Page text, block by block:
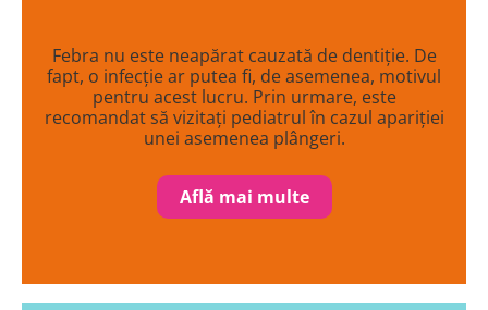
Febra nu este neapărat cauzată de dentiție. De
fapt, o infecție ar putea fi, de asemenea, motivul
pentru acest lucru. Prin urmare, este
recomandat să vizitați pediatrul în cazul apariției
unei asemenea plângeri.
Află mai multe